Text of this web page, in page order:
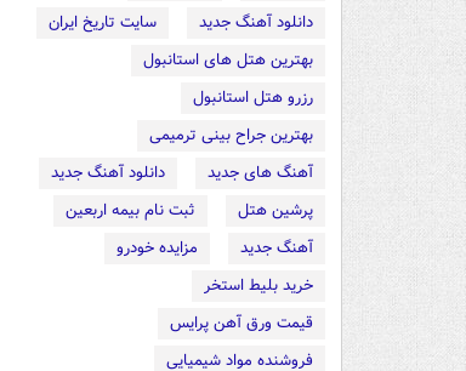
دانلود آهنگ جدید
سایت تاریخ ایران
بهترین هتل های استانبول
رزرو هتل استانبول
بهترین جراح بینی ترمیمی
آهنگ های جدید
دانلود آهنگ جدید
پرشین هتل
ثبت نام بیمه اربعین
آهنگ جدید
مزایده خودرو
خرید بلیط استخر
قیمت ورق آهن پرایس
فروشنده مواد شیمیایی